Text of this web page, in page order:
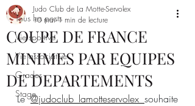
Tous les posts
Vie sportive
Vie associative
Grades
Stage
COUPE DE FRANCE
MINIMES PAR EQUIPES
DE DEPARTEMENTS
Judo Club de La Motte-Servolex
10 mai 1 min de lecture
Le @judoclub_lamotteservolex souhaite